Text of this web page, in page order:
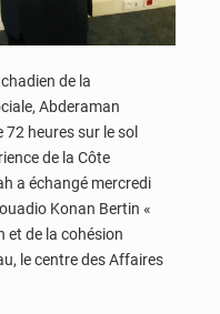
de la
Abderaman
heures sur le sol
de la Côte
a échangé mercredi
Konan Bertin «
et de la cohésion
le centre des Affaires